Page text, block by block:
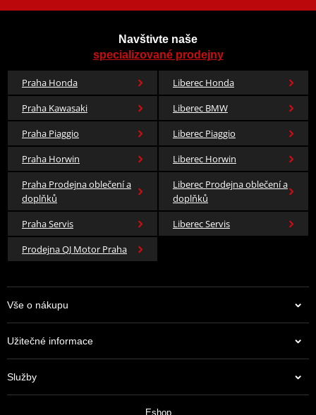
Navštivte naše
specializované prodejny
Praha Honda
Liberec Honda
Praha Kawasaki
Liberec BMW
Praha Piaggio
Liberec Piaggio
Praha Horwin
Liberec Horwin
Praha Prodejna oblečení a
doplňků
Liberec Prodejna oblečení a
doplňků
Praha Servis
Liberec Servis
Prodejna QJ Motor Praha
Vše o nákupu
Užitečné informace
Služby
Eshop